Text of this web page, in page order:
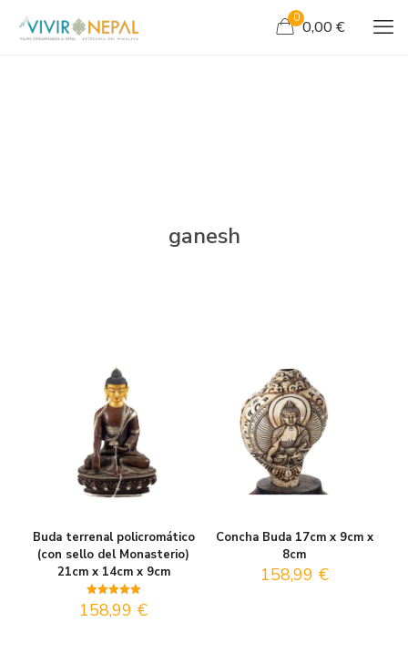
0 0,00 €
ganesh
Buda terrenal policromático
(con sello del Monasterio)
21cm x 14cm x 9cm
Valorado
con
158,99 €
Concha Buda 17cm x 9cm x
8cm
158,99 €